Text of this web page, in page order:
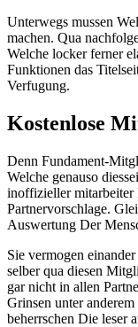
Unterwegs mussen
machen. Qua
Welche locker ferner
Funktionen das
Verfugung.
Kostenlose
Denn Fundament-
Welche genauso
inoffizieller mitarbeiter
Partnervorschlage.
Auswertung Der
Sie vermogen
selber qua diesen
gar nicht in allen
Grinsen unter
beherrschen Die leser